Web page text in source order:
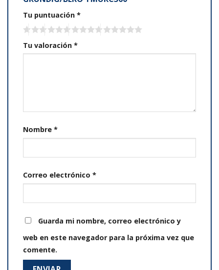
Tu puntuación *
Tu valoración *
Nombre *
Correo electrónico *
Guarda mi nombre, correo electrónico y
web en este navegador para la próxima vez que
comente.